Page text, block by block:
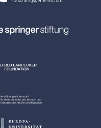
Axel Springer-Lehrstuhl
für deutsch-jüdische Literatur- und
Kulturgeschichte, Exil und Migration